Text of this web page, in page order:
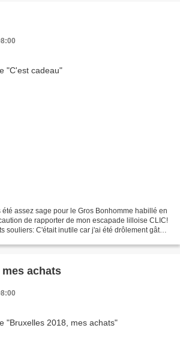
assez sage pour le Gros Bonhomme habillé en
de rapporter de mon escapade lilloise CLIC!
souliers: C'était inutile car j'ai été drôlement gâtée
achats